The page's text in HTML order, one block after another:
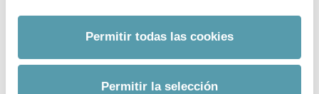
Permitir todas las cookies
Permitir la selección